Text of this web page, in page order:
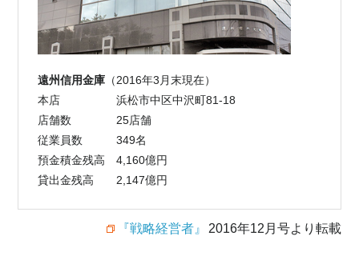
遠州信用金庫 （2016年3月末現在）
本店
浜松市中区中沢町81-18
店舗数
25店舗
従業員数
349名
預金積金残高 4,160億円
貸出金残高
2,147億円
『戦略経営者』 2016年12月号より転載